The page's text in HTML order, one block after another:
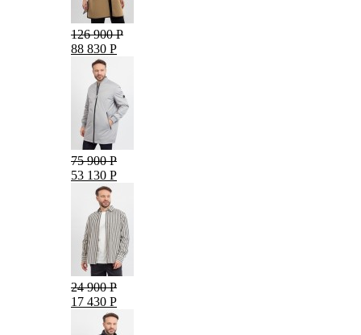
126 900 Р
88 830 Р
75 900 Р
53 130 Р
24 900 Р
17 430 Р